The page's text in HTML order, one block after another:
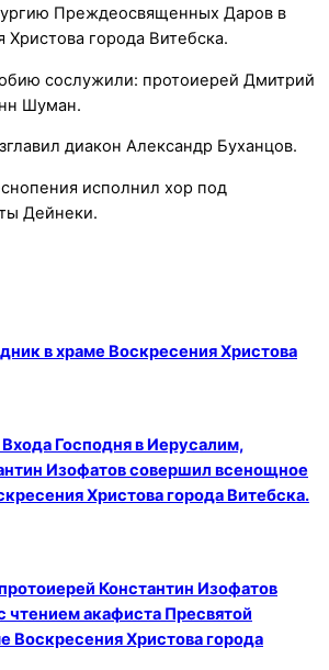
Преждеосвященных Даров в
города Витебска.
сослужили: протоиерей Дмитрий
Шуман.
диакон Александр Буханцов.
исполнил хор под
Дейнеки.
в храме Воскресения Христова
Господня в Иерусалим,
Изофатов совершил всенощное
Христова города Витебска.
Константин Изофатов
чтением акафиста Пресвятой
Воскресения Христова города